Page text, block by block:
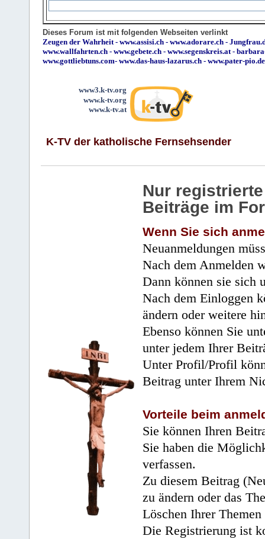
Dieses Forum ist mit folgenden Webseiten verlinkt
Zeugen der Wahrheit- www.assisi.ch - www.adorare.ch -
www.wallfahrten.ch - www.gebete.ch - www.segenskreis.at-
www.gottliebtuns.com- www.das-haus-lazarus.ch - www.pater-pio.de
www3.k-tv.org
www.k-tv.org
www.k-tv.at
K-TV der katholische Fernsehsender
Nur
Beiträge im
Wenn Sie sich
Neuanmeldungen
Nach dem Anmelden
Dann können sie sich
Nach dem Einloggen
ändern oder weitere
Ebenso können Sie
unter jedem Ihrer
Unter Profil/Profil
Beitrag unter Ihrem
Vorteile beim
Sie können Ihren
Sie haben die
verfassen.
Zu diesem Beitrag
zu ändern oder das
Löschen Ihrer
Die Registrierung ist